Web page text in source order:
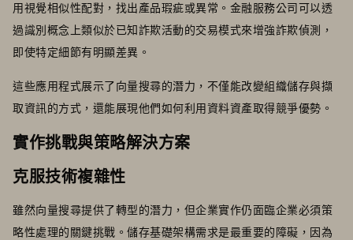
用視覺相似性配對，找出產品瑕疵或異常。金融服務公司可以透
過識別概念上類似於已知詐欺活動的交易模式來增強詐欺偵測，
即使特定細節有明顯差異。
這些應用程式展示了向量搜尋的潛力，不僅能改變組織儲存與擷
取資訊的方式，還能展現他們如何利用資料資產取得競爭優勢。
實作挑戰與策略解決方案
克服技術複雜性
雖然向量搜尋提供了轉型的潛力，但企業實作仍面臨企業必須策
略性處理的關鍵挑戰。儲存基礎架構需求是最重要的障礙，因為